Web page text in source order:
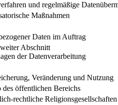
und regelmäßige
Maßnahmen
Daten im Auftrag
Abschnitt
der Datenverarbeitung
Veränderung und Nutzung
öffentlichen Bereichs
rechtliche Religionsgesellschaften